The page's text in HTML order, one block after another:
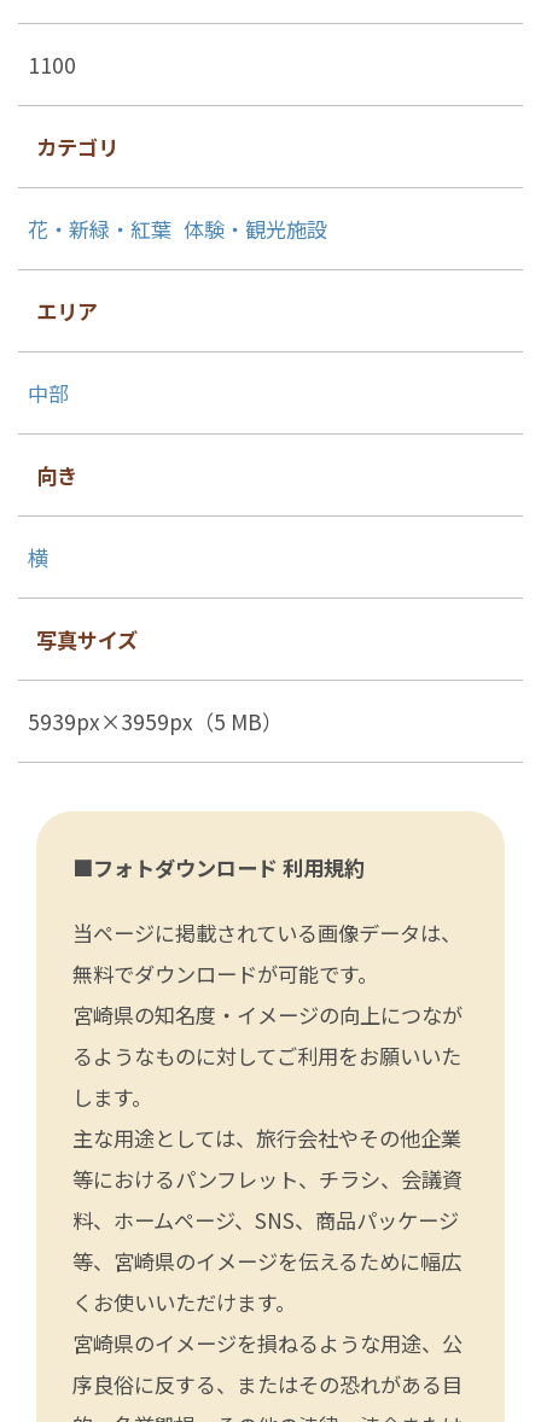
1100
カテゴリ
花・新緑・紅葉 体験・観光施設
エリア
中部
向き
横
写真サイズ
5939px×3959px（5 MB）
■フォトダウンロード 利用規約
当ページに掲載されている画像データは、
無料でダウンロードが可能です。
宮崎県の知名度・イメージの向上につなが
るようなものに対してご利用をお願いいた
します。
主な用途としては、旅行会社やその他企業
等におけるパンフレット、チラシ、会議資
料、ホームページ、SNS、商品パッケージ
等、宮崎県のイメージを伝えるために幅広
くお使いいただけます。
宮崎県のイメージを損ねるような用途、公
序良俗に反する、またはその恐れがある目